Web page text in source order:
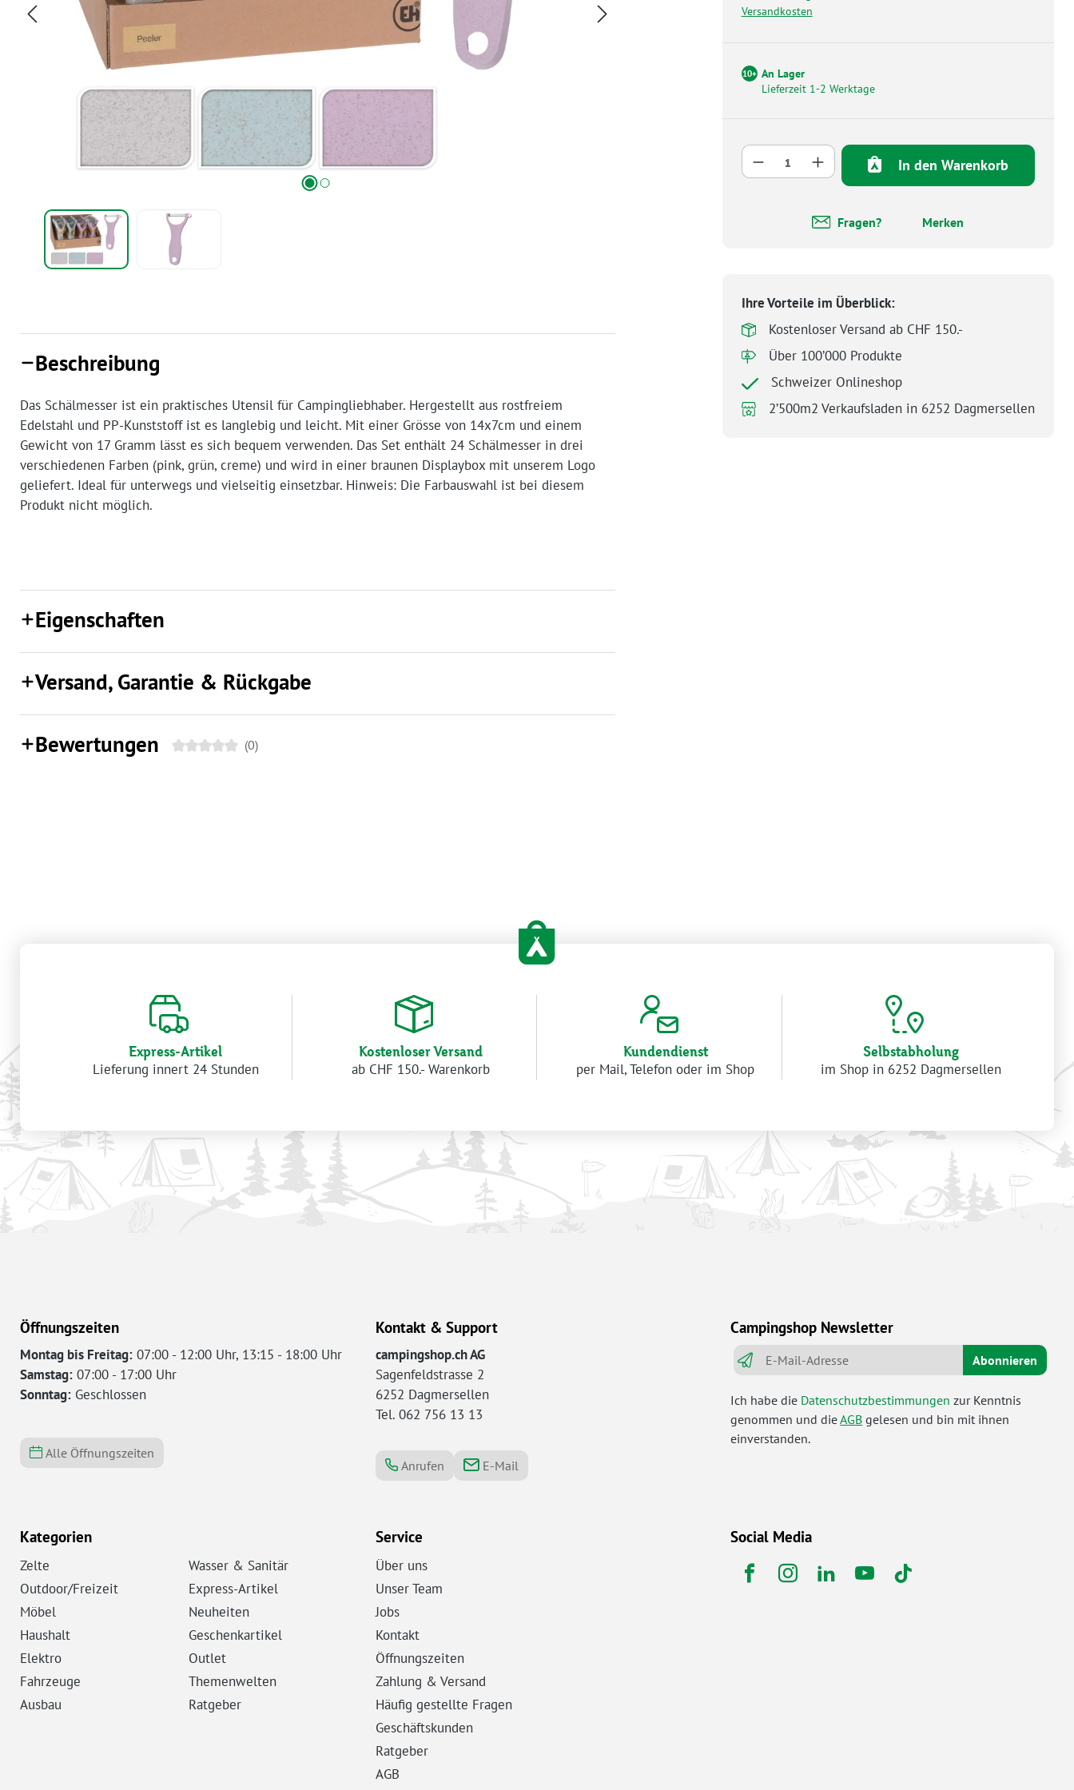
Beschreibung
Das Schälmesser ist ein praktisches Utensil für Campingliebhaber. Hergestellt aus rostfreiem
Edelstahl und PP-Kunststoff ist es langlebig und leicht. Mit einer Grösse von 14x7cm und einem
Gewicht von 17 Gramm lässt es sich bequem verwenden. Das Set enthält 24 Schälmesser in drei
verschiedenen Farben (pink, grün, creme) und wird in einer braunen Displaybox mit unserem Logo
geliefert. Ideal für unterwegs und vielseitig einsetzbar. Hinweis: Die Farbauswahl ist bei diesem
Produkt nicht möglich.
Eigenschaften
Versand, Garantie & Rückgabe
Bewertungen (0)
Versandkosten
10+ An Lager
Lieferzeit 1-2 Werktage
Produkt Anzahl: Gib den gewünschten
In den Warenkorb
Fragen? Merken
Ihre Vorteile im Überblick:
Kostenloser Versand ab CHF 150.-
Über 100’000 Produkte
Schweizer Onlineshop
2’500m2 Verkaufsladen in 6252 Dagmersellen
Express-Artikel
Lieferung innert 24 Stunden
Kostenloser Versand
ab CHF 150.- Warenkorb
Kundendienst
per Mail, Telefon oder im Shop
Selbstabholung
im Shop in 6252 Dagmersellen
Öffnungszeiten
Montag bis Freitag: 07:00 - 12:00 Uhr, 13:15 - 18:00 Uhr
Samstag: 07:00 - 17:00 Uhr
Sonntag: Geschlossen
Alle Öffnungszeiten
Kontakt & Support
campingshop.ch AG
Sagenfeldstrasse 2
6252 Dagmersellen
Tel. 062 756 13 13
Anrufen E-Mail
Campingshop Newsletter
Abonnieren
Ich habe die Datenschutzbestimmungen zur Kenntnis
genommen und dieAGB gelesen und bin mit ihnen
einverstanden.
Kategorien
Zelte
Outdoor/Freizeit
Möbel
Haushalt
Elektro
Fahrzeuge
Ausbau
Wasser & Sanitär
Express-Artikel
Neuheiten
Geschenkartikel
Outlet
Themenwelten
Ratgeber
Service
Über uns
Unser Team
Jobs
Kontakt
Öffnungszeiten
Zahlung & Versand
Häufig gestellte Fragen
Geschäftskunden
Ratgeber
AGB
Social Media